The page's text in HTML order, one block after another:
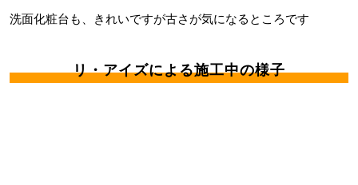
洗面化粧台も、きれいですが古さが気になるところです
リ・アイズによる施工中の様子